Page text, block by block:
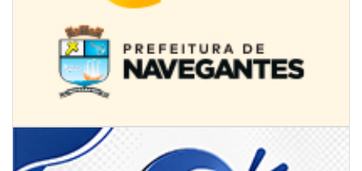
Projeto BC em Traços está com inscrições abertas
ITAJAÍ